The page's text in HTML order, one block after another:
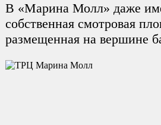
В «Марина Молл» даже
собственная смотровая
размещенная на вершине